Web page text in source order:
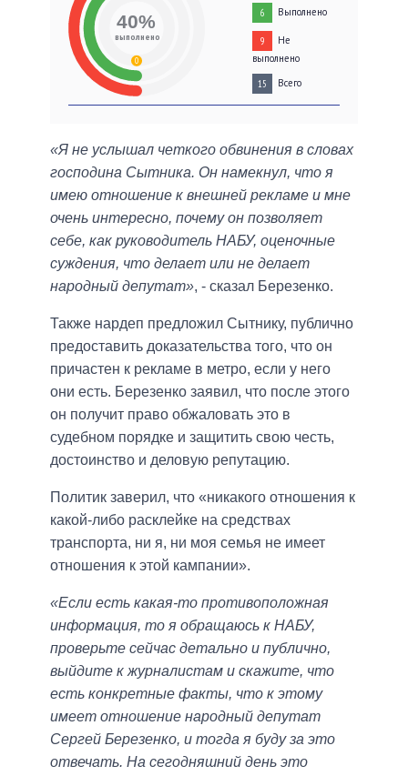
0
40%
выполнено
6 Выполнено
9
Не
выполнено
15
Всего
«Я не услышал четкого обвинения в словах
господина Сытника. Он намекнул, что я
имею отношение к внешней рекламе и мне
очень интересно, почему он позволяет
себе, как руководитель НАБУ, оценочные
суждения, что делает или не делает
народный депутат», - сказал Березенко.
Также нардеп предложил Сытнику, публично
предоставить доказательства того, что он
причастен к рекламе в метро, если у него
они есть. Березенко заявил, что после этого
он получит право обжаловать это в
судебном порядке и защитить свою честь,
достоинство и деловую репутацию.
Политик заверил, что «никакого отношения к
какой-либо расклейке на средствах
транспорта, ни я, ни моя семья не имеет
отношения к этой кампании».
«Если есть какая-то противоположная
информация, то я обращаюсь к НАБУ,
проверьте сейчас детально и публично,
выйдите к журналистам и скажите, что
есть конкретные факты, что к этому
имеет отношение народный депутат
Сергей Березенко, и тогда я буду за это
отвечать. На сегодняшний день это